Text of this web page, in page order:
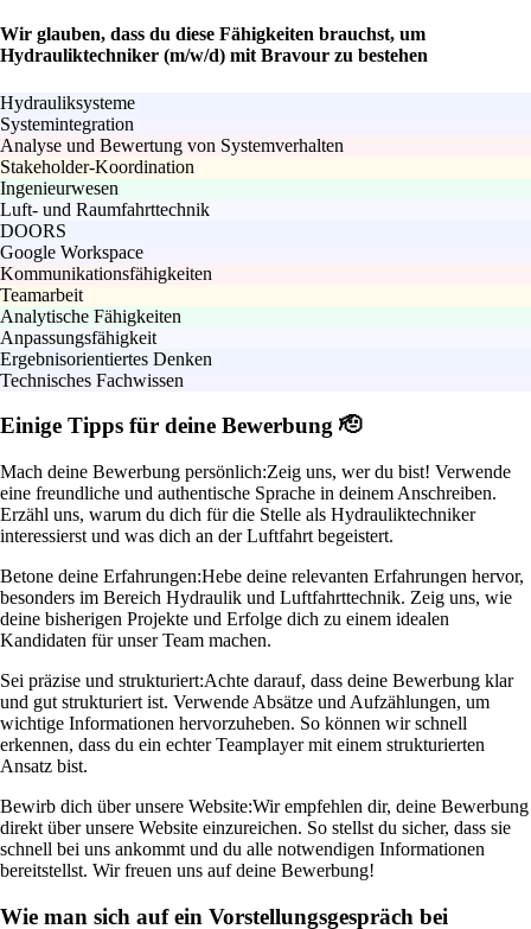
Wir glauben, dass du diese Fähigkeiten brauchst, um
Hydrauliktechniker (m/w/d) mit Bravour zu bestehen
Hydrauliksysteme
Systemintegration
Analyse und Bewertung von Systemverhalten
Stakeholder-Koordination
Ingenieurwesen
Luft- und Raumfahrttechnik
DOORS
Google Workspace
Kommunikationsfähigkeiten
Teamarbeit
Analytische Fähigkeiten
Anpassungsfähigkeit
Ergebnisorientiertes Denken
Technisches Fachwissen
Einige Tipps für deine Bewerbung 🫡
Mach deine Bewerbung persönlich:Zeig uns, wer du bist! Verwende
eine freundliche und authentische Sprache in deinem Anschreiben.
Erzähl uns, warum du dich für die Stelle als Hydrauliktechniker
interessierst und was dich an der Luftfahrt begeistert.
Betone deine Erfahrungen:Hebe deine relevanten Erfahrungen hervor,
besonders im Bereich Hydraulik und Luftfahrttechnik. Zeig uns, wie
deine bisherigen Projekte und Erfolge dich zu einem idealen
Kandidaten für unser Team machen.
Sei präzise und strukturiert:Achte darauf, dass deine Bewerbung klar
und gut strukturiert ist. Verwende Absätze und Aufzählungen, um
wichtige Informationen hervorzuheben. So können wir schnell
erkennen, dass du ein echter Teamplayer mit einem strukturierten
Ansatz bist.
Bewirb dich über unsere Website:Wir empfehlen dir, deine Bewerbung
direkt über unsere Website einzureichen. So stellst du sicher, dass sie
schnell bei uns ankommt und du alle notwendigen Informationen
bereitstellst. Wir freuen uns auf deine Bewerbung!
Wie man sich auf ein Vorstellungsgespräch bei